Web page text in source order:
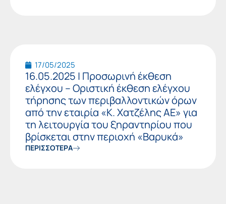
17/05/2025
16.05.2025 | Προσωρινή έκθεση
ελέγχου – Οριστική έκθεση ελέγχου
τήρησης των περιβαλλοντικών όρων
από την εταιρία «Κ. Χατζέλης ΑΕ» για
τη λειτουργία του ξηραντηρίου που
βρίσκεται στην περιοχή «Βαρυκά»
ΠΕΡΙΣΣΟΤΕΡΑ